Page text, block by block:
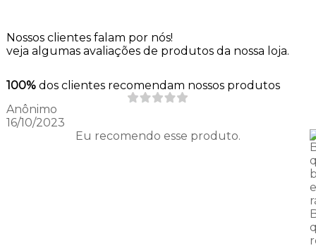
Nossos clientes falam por nós!
veja algumas avaliações de produtos da nossa loja.
100% dos clientes recomendam nossos produtos
Anônimo
16/10/2023
Eu recomendo esse produto.